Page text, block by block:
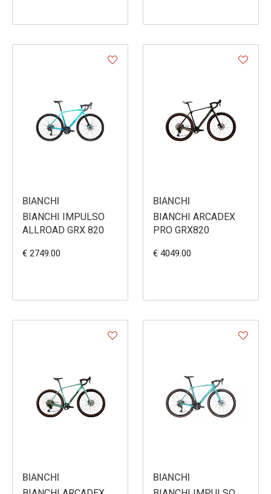
BIANCHI
BIANCHI IMPULSO
ALLROAD GRX 820
€ 2749.00
BIANCHI
BIANCHI ARCADEX
PRO GRX820
€ 4049.00
BIANCHI
BIANCHI